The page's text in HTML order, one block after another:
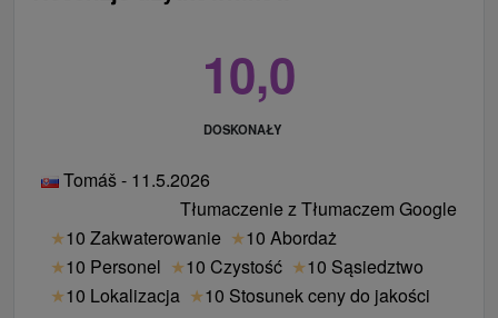
10,0
DOSKONAŁY
Tomáš - 11.5.2026
Tłumaczenie z Tłumaczem Google
★10 Zakwaterowanie ★10 Abordaż
★10 Personel ★10 Czystość ★10 Sąsiedztwo
★10 Lokalizacja ★10 Stosunek ceny do jakości